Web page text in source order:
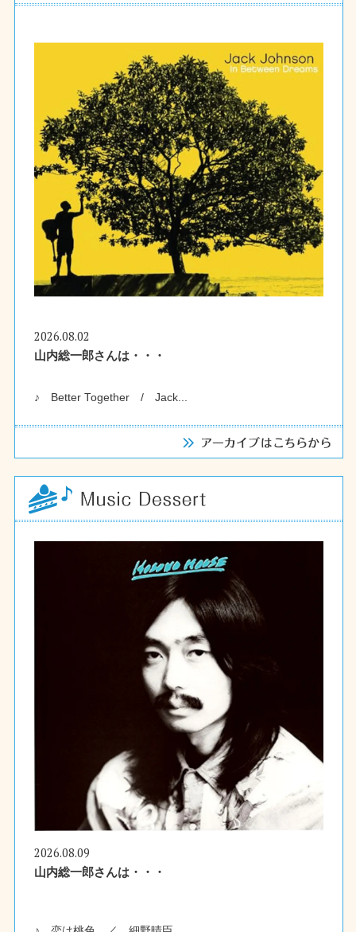
2026.08.02
山内総一郎さんは・・・
♪ Better Together / Jack...
2026.08.09
山内総一郎さんは・・・